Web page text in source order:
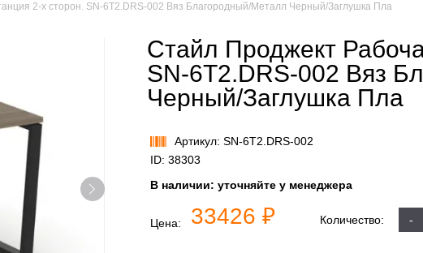
2-х сторон. SN-6T2.DRS-002 Вяз Благородный/Металл Черный/Заглушка Пла
Стайл Проджект
SN-6T2.DRS-002 Вяз
Черный/Заглушка Пла
Артикул: SN-6T2.DRS-002
ID: 38303
В наличии:уточняйте у менеджера
Цена: 33426 ₽ Количество: -